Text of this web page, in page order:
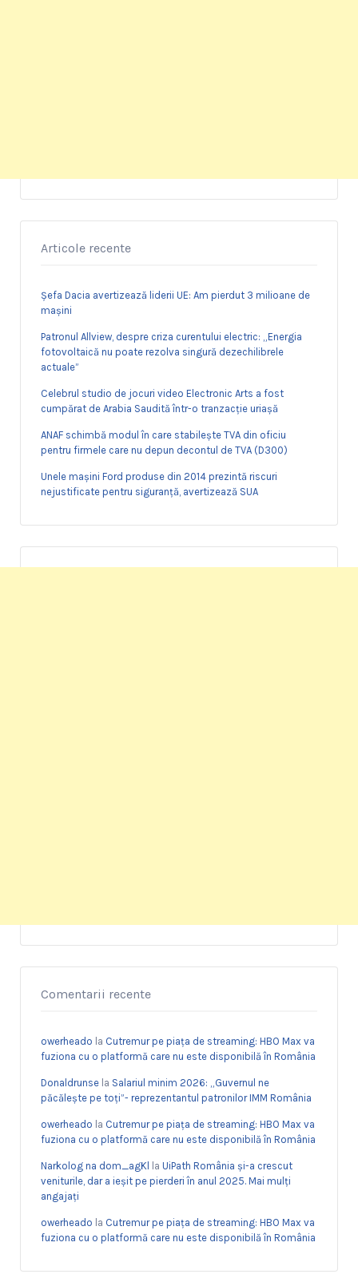
Articole recente
Șefa Dacia avertizează liderii UE: Am pierdut 3 milioane de
mașini
Patronul Allview, despre criza curentului electric: „Energia
fotovoltaică nu poate rezolva singură dezechilibrele
actuale”
Celebrul studio de jocuri video Electronic Arts a fost
cumpărat de Arabia Saudită într-o tranzacție uriașă
ANAF schimbă modul în care stabilește TVA din oficiu
pentru firmele care nu depun decontul de TVA (D300)
Unele mașini Ford produse din 2014 prezintă riscuri
nejustificate pentru siguranță, avertizează SUA
Comentarii recente
owerheado la Cutremur pe piața de streaming: HBO Max va
fuziona cu o platformă care nu este disponibilă în România
Donaldrunse la Salariul minim 2026: „Guvernul ne
păcălește pe toți”- reprezentantul patronilor IMM România
owerheado la Cutremur pe piața de streaming: HBO Max va
fuziona cu o platformă care nu este disponibilă în România
Narkolog na dom_agKl la UiPath România și-a crescut
veniturile, dar a ieșit pe pierderi în anul 2025. Mai mulți
angajați
owerheado la Cutremur pe piața de streaming: HBO Max va
fuziona cu o platformă care nu este disponibilă în România